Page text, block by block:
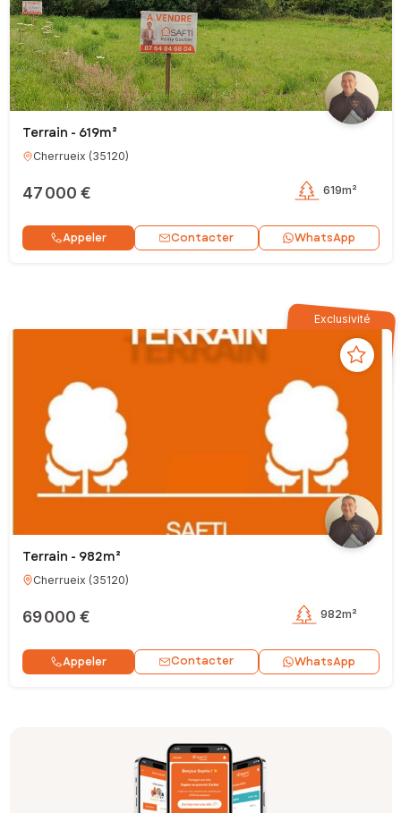
Terrain - 619m²
Cherrueix (35120)
47 000 € 619m²
Appeler Contacter WhatsApp
Exclusivité
Terrain - 982m²
Cherrueix (35120)
69 000 € 982m²
Appeler Contacter WhatsApp